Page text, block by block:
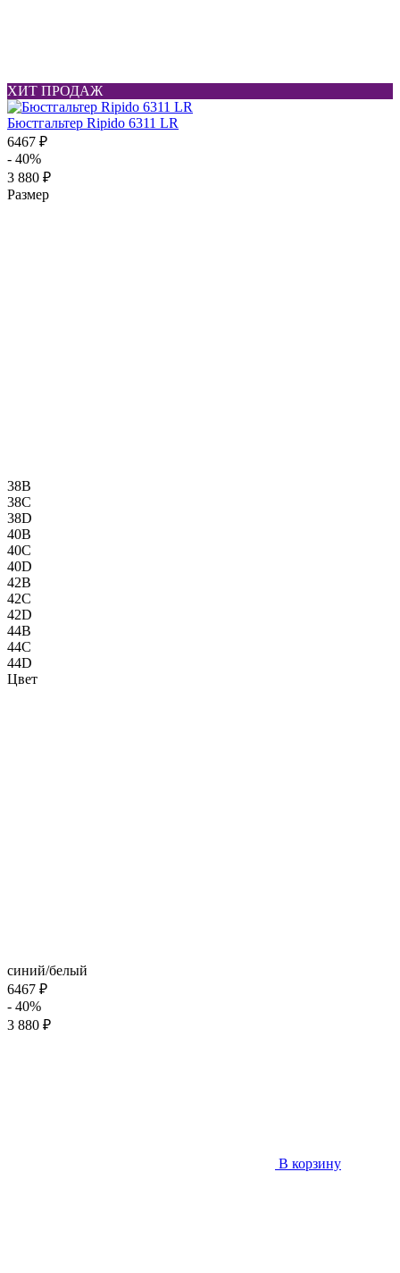
ХИТ ПРОДАЖ
Бюстгальтер Ripido 6311 LR
6467 ₽
- 40%
3 880 ₽
Размер
38B
38C
38D
40B
40C
40D
42B
42C
42D
44B
44C
44D
Цвет
синий/белый
6467 ₽
- 40%
3 880 ₽
В корзину